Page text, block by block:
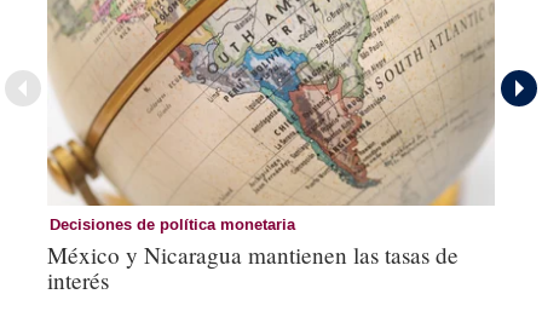
Decisiones de política monetaria
México y Nicaragua mantienen las tasas de
interés